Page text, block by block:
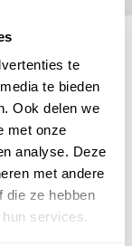
te
te bieden
Ook delen we
met onze
analyse. Deze
met andere
die ze hebben
services.